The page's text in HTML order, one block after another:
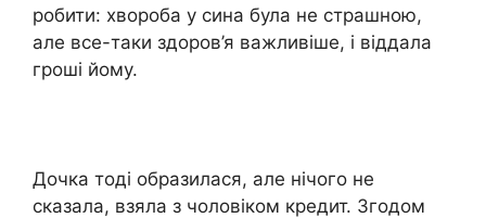
робити: хвороба у сина була не страшною,
але все-таки здоров’я важливіше, і віддала
гроші йому.
Дочка тоді образилася, але нічого не
сказала, взяла з чоловіком кредит. Згодом